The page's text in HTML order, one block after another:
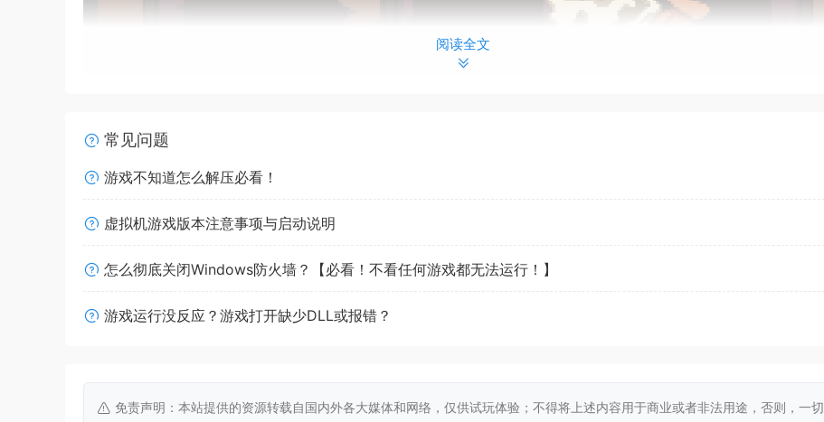
要。
阅读全文
常见问题
游戏不知道怎么解压必看！
虚拟机游戏版本注意事项与启动说明
怎么彻底关闭Windows防火墙？【必看！不看任何游戏都无法运行！】
游戏运行没反应？游戏打开缺少DLL或报错？
免责声明：本站提供的资源转载自国内外各大媒体和网络，仅供试玩体验；不得将上述内容用于商业或者非法用途，否则，一切